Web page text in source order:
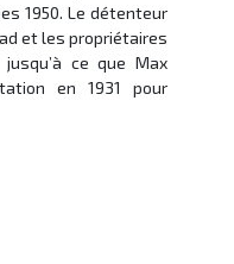
1950. Le détenteur
et les propriétaires
ce que Max
en 1931 pour